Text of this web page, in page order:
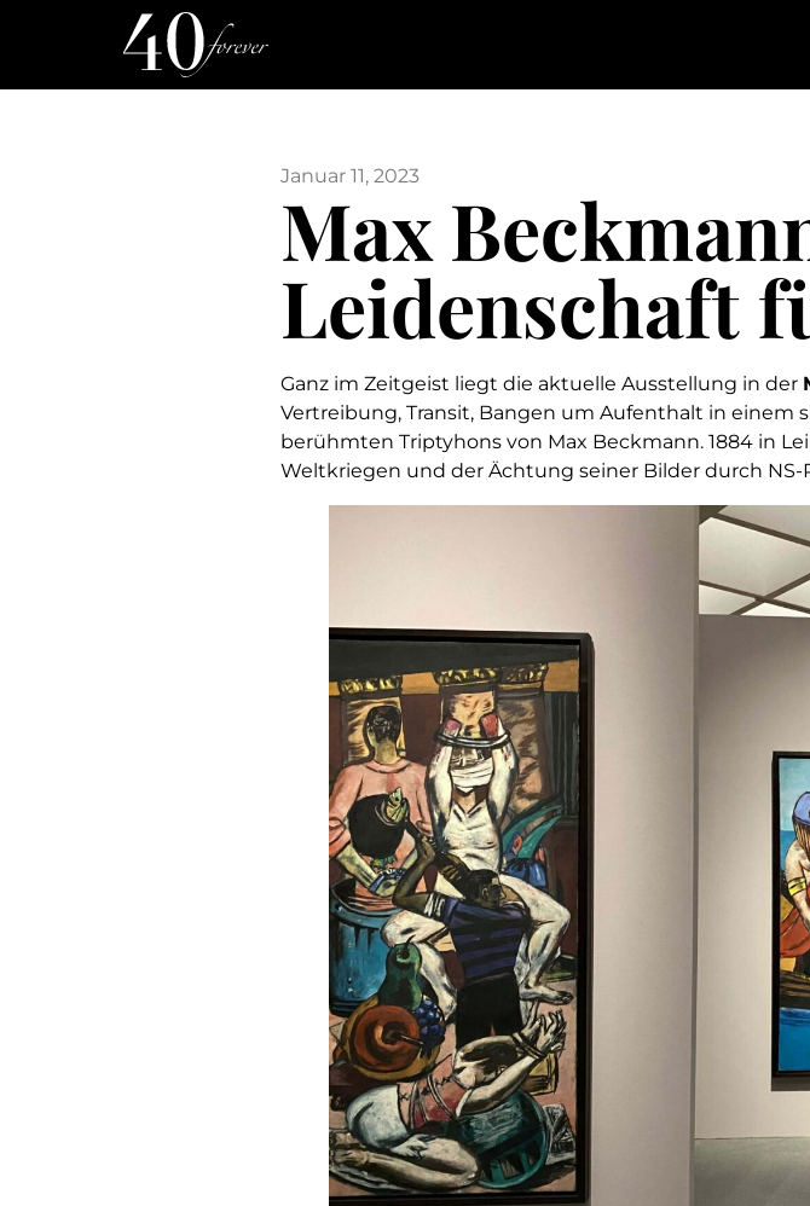
Januar 11, 2023
Max
Leidenschaft
Ganz im Zeitgeist liegt die aktuelle Ausstellung in der
Vertreibung, Transit, Bangen um Aufenthalt in einem
berühmten Triptyhons von Max Beckmann. 1884 in
Weltkriegen und der Ächtung seiner Bilder durch